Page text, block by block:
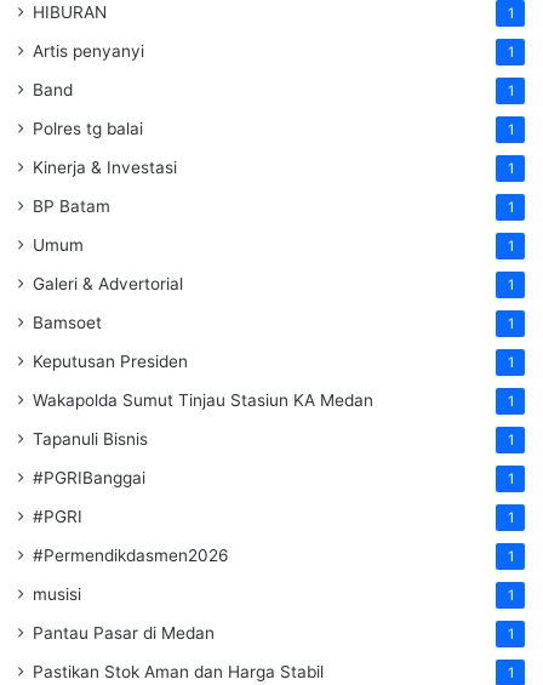
HIBURAN 1
Artis penyanyi 1
Band 1
Polres tg balai 1
Kinerja & Investasi 1
BP Batam 1
Umum 1
Galeri & Advertorial 1
Bamsoet 1
Keputusan Presiden 1
Wakapolda Sumut Tinjau Stasiun KA Medan 1
Tapanuli Bisnis 1
#PGRIBanggai 1
#PGRI 1
#Permendikdasmen2026 1
musisi 1
Pantau Pasar di Medan 1
Pastikan Stok Aman dan Harga Stabil 1